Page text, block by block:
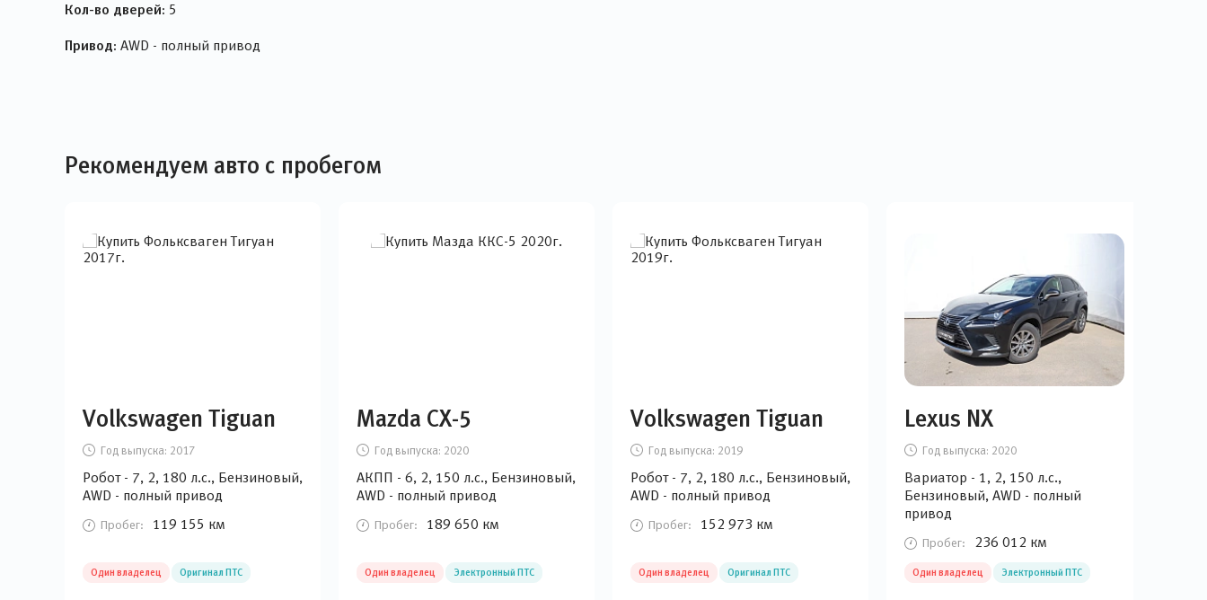
Кол-во дверей: 5
Привод: AWD - полный привод
Рекомендуем авто с пробегом
Volkswagen Tiguan
Год выпуска: 2017
Робот - 7, 2, 180 л.с., Бензиновый,
AWD - полный привод
Пробег: 119 155 км
Один владелец Оригинал ПТС
Mazda CX-5
Год выпуска: 2020
АКПП - 6, 2, 150 л.с., Бензиновый,
AWD - полный привод
Пробег: 189 650 км
Один владелец Электронный ПТС
Volkswagen Tiguan
Год выпуска: 2019
Робот - 7, 2, 180 л.с., Бензиновый,
AWD - полный привод
Пробег: 152 973 км
Один владелец Оригинал ПТС
Lexus NX
Год выпуска: 2020
Вариатор - 1, 2, 150 л.с.,
Бензиновый, AWD - полный
привод
Пробег: 236 012 км
Один владелец Электронный ПТС